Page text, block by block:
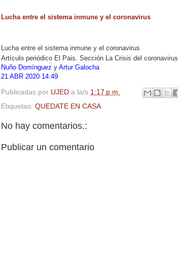
Lucha entre el sistema inmune y el coronavirus
Lucha entre el sistema inmune y el coronavirus
Artículo periódico El Pais. Sección La Crisis del coronavirus.
Nuño Domínguez y Artur Galocha
21 ABR 2020 14:49
Publicadas por UJED a la/s 1:17 p.m.
Etiquetas: QUEDATE EN CASA
No hay comentarios.:
Publicar un comentario